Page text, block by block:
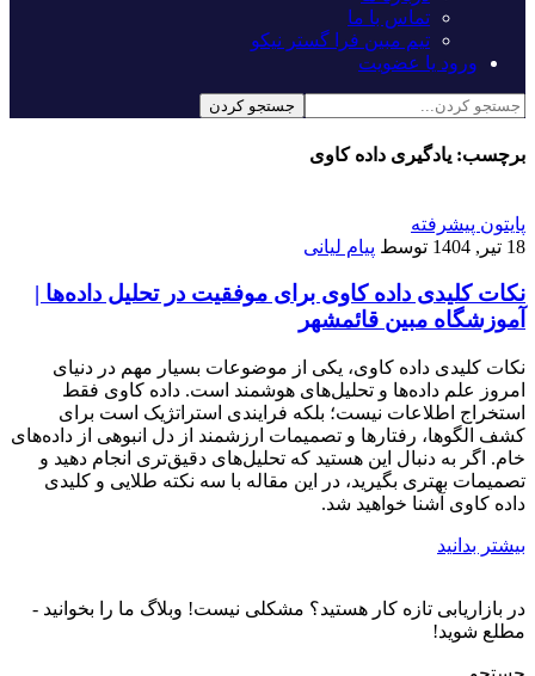
تماس با ما
تیم مبین فرا گستر نیکو
ورود یا عضویت
برچسب: یادگیری داده کاوی
پایتون پیشرفته
18 تیر, 1404
توسط پیام لیانی
نکات کلیدی داده کاوی برای موفقیت در تحلیل داده‌ها |
آموزشگاه مبین قائمشهر
نکات کلیدی داده کاوی، یکی از موضوعات بسیار مهم در دنیای
امروز علم داده‌ها و تحلیل‌های هوشمند است. داده‌ کاوی فقط
استخراج اطلاعات نیست؛ بلکه فرایندی استراتژیک است برای
کشف الگوها، رفتارها و تصمیمات ارزشمند از دل انبوهی از داده‌های
خام. اگر به دنبال این هستید که تحلیل‌های دقیق‌تری انجام دهید و
تصمیمات بهتری بگیرید، در این مقاله با سه نکته طلایی و کلیدی
داده‌ کاوی آشنا خواهید شد.
بیشتر بدانید
در بازاریابی تازه کار هستید؟ مشکلی نیست! وبلاگ ما را بخوانید -
مطلع شوید!